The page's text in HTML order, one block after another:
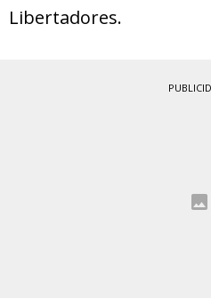
Libertadores.